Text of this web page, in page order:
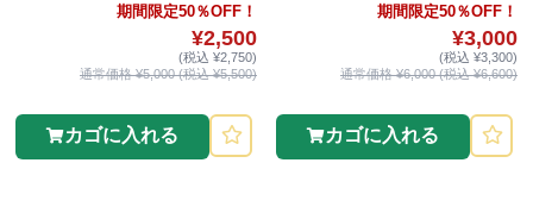
期間限定50％OFF！
¥2,500
(税込 ¥2,750)
通常価格 ¥5,000 (税込 ¥5,500)
カゴに入れる
期間限定50％OFF！
¥3,000
(税込 ¥3,300)
通常価格 ¥6,000 (税込 ¥6,600)
カゴに入れる